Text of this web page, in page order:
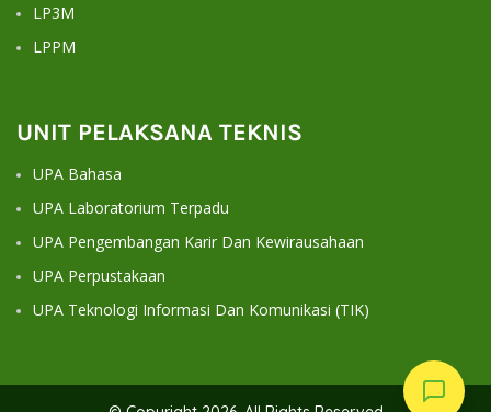
LP3M
LPPM
UNIT PELAKSANA TEKNIS
UPA Bahasa
UPA Laboratorium Terpadu
UPA Pengembangan Karir Dan Kewirausahaan
UPA Perpustakaan
UPA Teknologi Informasi Dan Komunikasi (TIK)